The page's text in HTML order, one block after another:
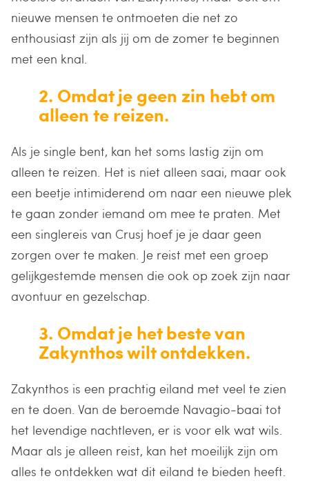
nieuwe mensen te ontmoeten die net zo
enthousiast zijn als jij om de zomer te beginnen
met een knal.
2. Omdat je geen zin hebt om
alleen te reizen.
Als je single bent, kan het soms lastig zijn om
alleen te reizen. Het is niet alleen saai, maar ook
een beetje intimiderend om naar een nieuwe plek
te gaan zonder iemand om mee te praten. Met
een singlereis van Crusj hoef je je daar geen
zorgen over te maken. Je reist met een groep
gelijkgestemde mensen die ook op zoek zijn naar
avontuur en gezelschap.
3. Omdat je het beste van
Zakynthos wilt ontdekken.
Zakynthos is een prachtig eiland met veel te zien
en te doen. Van de beroemde Navagio-baai tot
het levendige nachtleven, er is voor elk wat wils.
Maar als je alleen reist, kan het moeilijk zijn om
alles te ontdekken wat dit eiland te bieden heeft.